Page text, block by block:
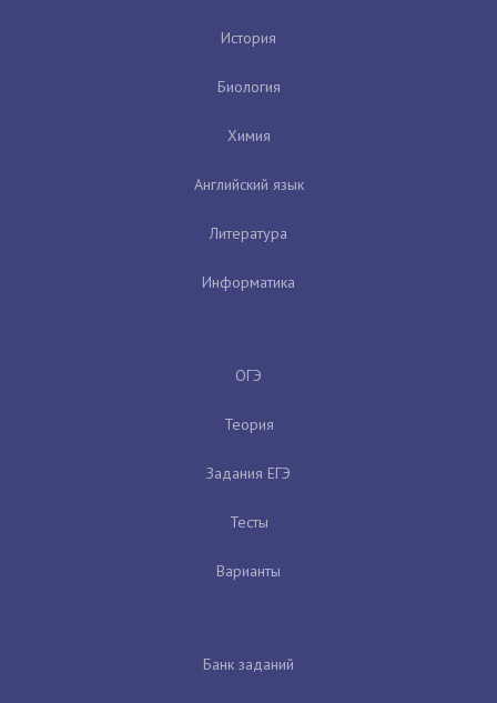
История
Биология
Химия
Английский язык
Литература
Информатика
ОГЭ
Теория
Задания ЕГЭ
Тесты
Варианты
Банк заданий